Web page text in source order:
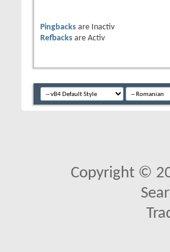
Pingbacks are
Inactiv
Refbacks are Activ
Copyright ©